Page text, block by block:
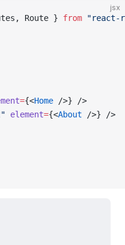
jsx
Route } from "react-
={<Home />} />
element={<About />} />